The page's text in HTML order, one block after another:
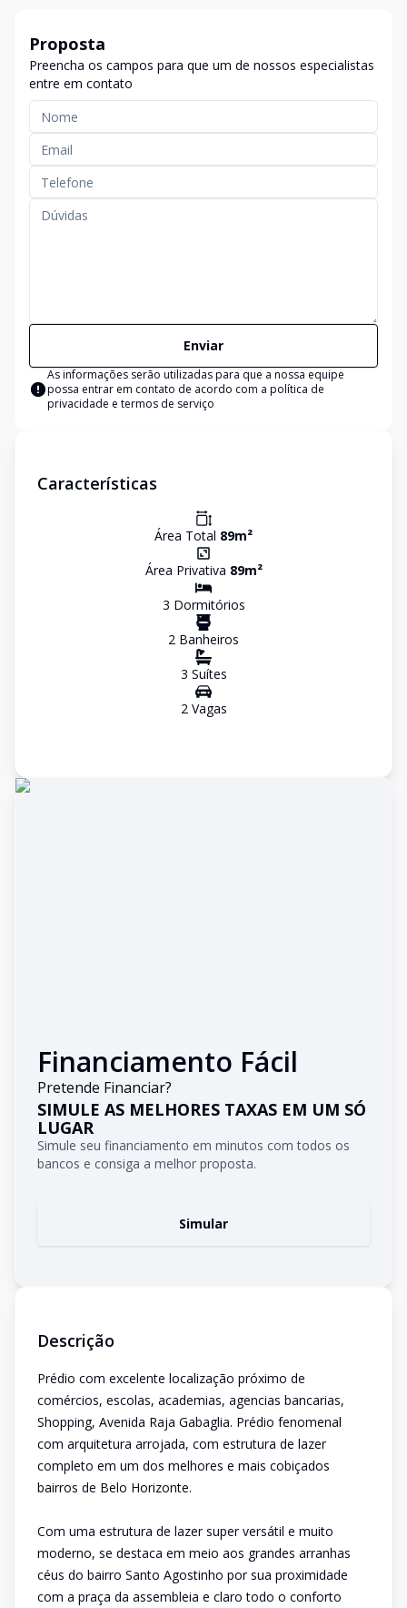
Proposta
Preencha os campos para que um de nossos especialistas
entre em contato
Enviar
As informações serão utilizadas para que a nossa equipe
possa entrar em contato de acordo com a política de
privacidade e termos de serviço
Características
Área Total 89m²
Área Privativa 89m²
3 Dormitórios
2 Banheiros
3 Suítes
2Vagas
Financiamento Fácil
Pretende Financiar?
SIMULE AS MELHORES TAXAS EM UM SÓ
LUGAR
Simule seu financiamento em minutos com todos os
bancos e consiga a melhor proposta.
Simular
Descrição
Prédio com excelente localização próximo de
comércios, escolas, academias, agencias bancarias,
Shopping, Avenida Raja Gabaglia. Prédio fenomenal
com arquitetura arrojada, com estrutura de lazer
completo em um dos melhores e mais cobiçados
bairros de Belo Horizonte.
Com uma estrutura de lazer super versátil e muito
moderno, se destaca em meio aos grandes arranhas
céus do bairro Santo Agostinho por sua proximidade
com a praça da assembleia e claro todo o conforto